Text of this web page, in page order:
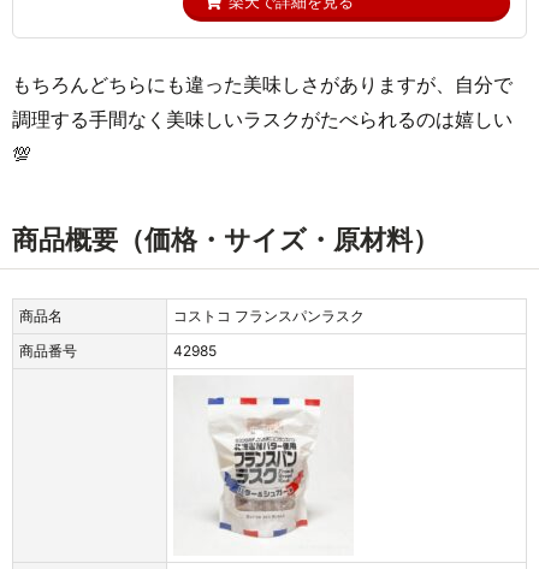
もちろんどちらにも違った美味しさがありますが、自分で
調理する手間なく美味しいラスクがたべられるのは嬉しい
💯
商品概要（価格・サイズ・原材料）
商品名
コストコ フランスパンラスク
商品番号
42985